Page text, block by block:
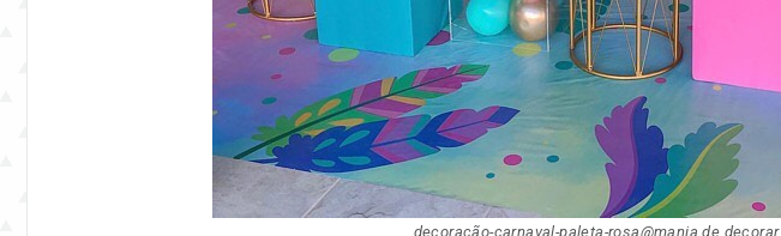
decoração-carnaval-paleta-rosa@mania.de.decorar